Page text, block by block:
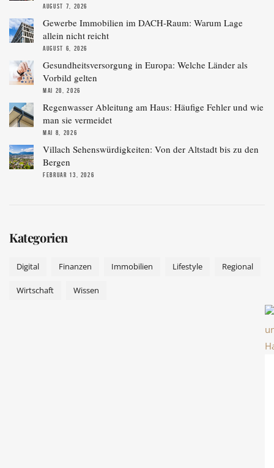
AUGUST 7, 2026
Gewerbe Immobilien im DACH-Raum: Warum Lage
allein nicht reicht
AUGUST 6, 2026
Gesundheitsversorgung in Europa: Welche Länder als
Vorbild gelten
MAI 20, 2026
Regenwasser Ableitung am Haus: Häufige Fehler und wie
man sie vermeidet
MAI 8, 2026
Villach Sehenswürdigkeiten: Von der Altstadt bis zu den
Bergen
FEBRUAR 13, 2026
Kategorien
Digital Finanzen Immobilien Lifestyle Regional
Wirtschaft Wissen